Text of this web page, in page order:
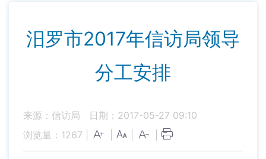
汨罗市2017年信访局领导
分工安排
来源：信访局
日期：2017-05-27 09:10
浏览量： 1267